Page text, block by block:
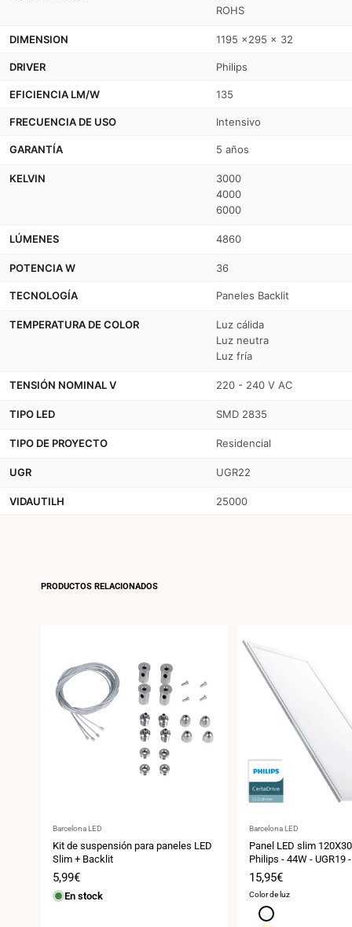
ROHS
DIMENSION 1195 x295 x 32
DRIVER Philips
EFICIENCIA LM/W 135
FRECUENCIA DE USO Intensivo
GARANTÍA 5 años
KELVIN
3000
4000
6000
LÚMENES 4860
POTENCIA W 36
TECNOLOGÍA Paneles Backlit
TEMPERATURA DE COLOR
Luz cálida
Luz neutra
Luz fría
TENSIÓN NOMINAL V 220 - 240 V AC
TIPO LED SMD 2835
TIPO DE PROYECTO Residencial
UGR UGR22
VIDAUTILH 25000
PRODUCTOS RELACIONADOS
Proveedor:
Barcelona LED
Kit de suspensión para paneles LED
Slim + Backlit
Precio
de
venta
5,99€
En stock
Proveedor:
Barcelona LED
Panel LED slim
Philips - 44W - UGR19
Precio
de
venta
15,95€
Color de luz
Blanco